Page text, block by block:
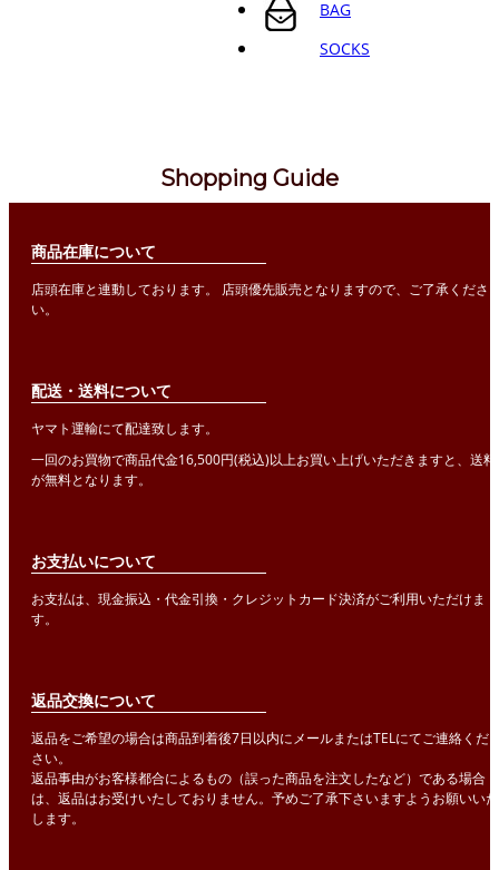
BAG
SOCKS
Shopping Guide
商品在庫について
店頭在庫と連動しております。 店頭優先販売となりますので、ご了承くださ
い。
配送・送料について
ヤマト運輸にて配達致します。
一回のお買物で商品代金16,500円(税込)以上お買い上げいただきますと、送料
が無料となります。
お支払いについて
お支払は、現金振込・代金引換・クレジットカード決済がご利用いただけま
す。
返品交換について
返品をご希望の場合は商品到着後7日以内にメールまたはTELにてご連絡くだ
さい。
返品事由がお客様都合によるもの（誤った商品を注文したなど）である場合
は、返品はお受けいたしておりません。予めご了承下さいますようお願いいた
します。